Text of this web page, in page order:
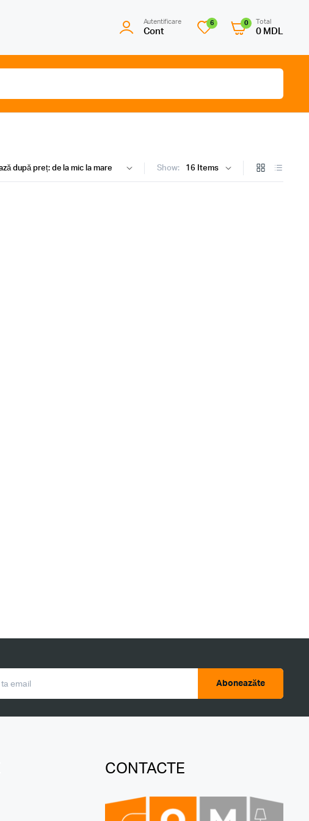
Autentificare
Cont
6 0 Total
0 MDL
Show:
Aboneazăte
CONTACTE